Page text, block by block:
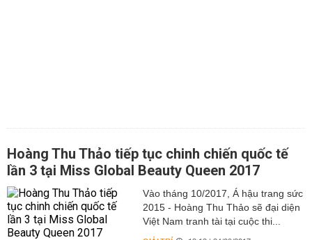
Hoàng Thu Thảo tiếp tục chinh chiến quốc tế
lần 3 tại Miss Global Beauty Queen 2017
Vào tháng 10/2017, Á hậu trang sức
2015 - Hoàng Thu Thảo sẽ đại diện
Việt Nam tranh tài tại cuộc thi...